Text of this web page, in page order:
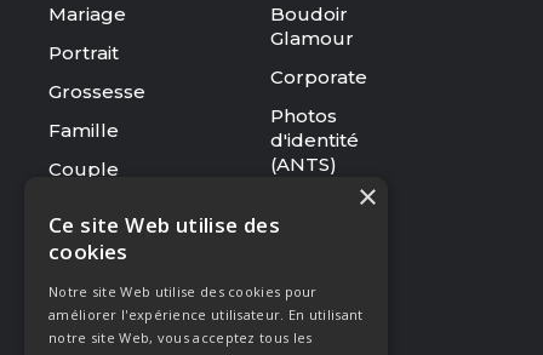
Mariage
Portrait
Grossesse
Famille
Couple
Boudoir
Glamour
Corporate
Photos
d'identité
(ANTS)
RESSOURCES
Le studio
Galerie
Ce site Web utilise des
cookies
Notre site Web utilise des cookies pour
améliorer l'expérience utilisateur. En utilisant
notre site Web, vous acceptez tous les
×